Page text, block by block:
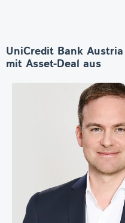
UniCredit Bank
mit Asset-Deal aus